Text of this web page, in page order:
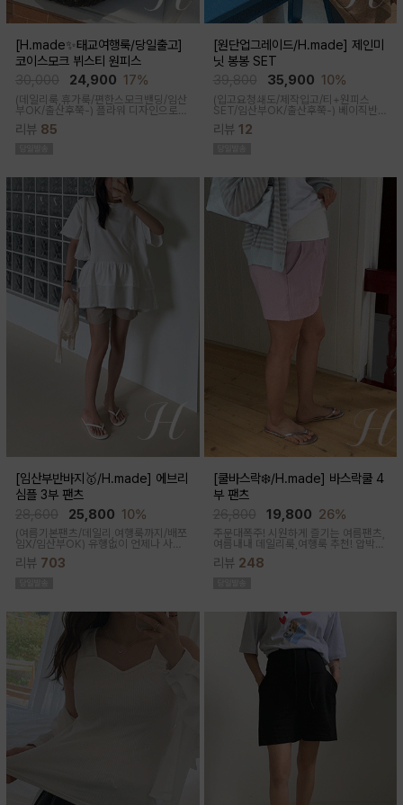
[H.made✨태교여행룩/당일출고]
코이스모크 뷔스티 원피스
24,900 17%
(데일리룩,휴가룩/편한스모크밴딩/임산
부OK/출산후쭉-) 플라워 디자인으로
여성스러워 소장욕구를 업시켜주는 뷔
스티에 원피스랍니다
리뷰 85
[원단업그레이드/H.made] 제인미
닛 봉봉 SET
35,900 10%
(입고요청쇄도/제작입고/티+원피스
SET/임산부OK/출산후쭉-) 베이직반팔
과 나시 원피스 세트 구성으로 가성비세
트로 탄탄한 코튼원단으로 부드럽고 내
리뷰 12
[임산부반바지🥇/H.made] 에브리
심플 3부 팬츠
25,800 10%
(여름기본팬츠/데일리,여행룩까지/배쪼
임X/임산부OK) 유행없이 언제나 사랑
받는 BASIC! 심플하고 베이직한 디자
인이라유행 걱정 없이 매 시즌마다꺼내
리뷰 703
[쿨바스락❄️/H.made] 바스락쿨 4
부 팬츠
19,800 26%
주문대폭주! 시원하게 즐기는 여름팬츠,
여름내내 데일리룩,여행룩 추천! 압박없
이 편안한 임부복대, 캐쥬얼한 무드의 편
안한 팬츠에요!바스락거리는 매끈한 원
리뷰 248